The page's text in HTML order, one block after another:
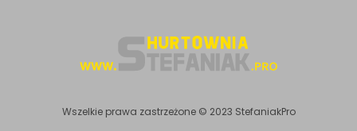
Wszelkie prawa zastrzeżone © 2023 StefaniakPro